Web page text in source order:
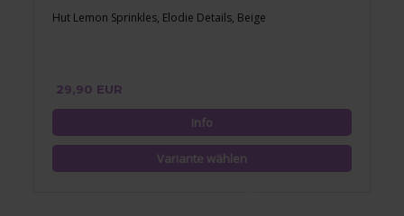
Hut Lemon Sprinkles, Elodie Details, Beige
29,90 EUR